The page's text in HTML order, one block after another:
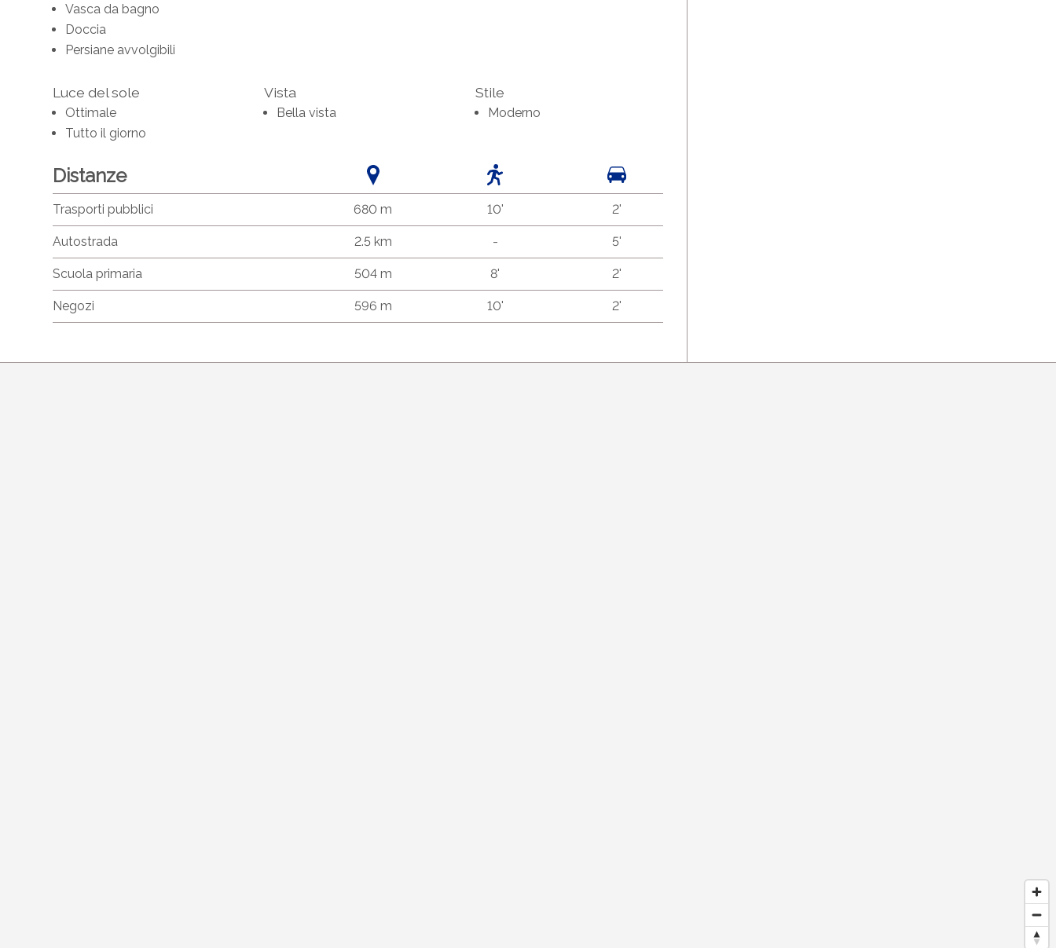
Vasca da bagno
Doccia
Persiane avvolgibili
Luce del sole
Ottimale
Tutto il giorno
Vista
Bella vista
Stile
Moderno
Distanze
Trasporti pubblici 680 m 10' 2'
Autostrada 2.5 km - 5'
Scuola primaria 504 m 8' 2'
Negozi 596 m 10' 2'